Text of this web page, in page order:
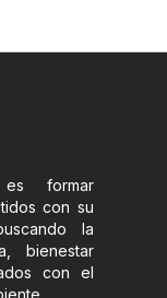
es formar
con su
la
bienestar
con el